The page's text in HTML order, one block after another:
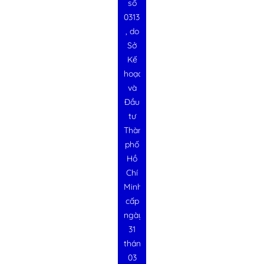
số
0313728340
, do
Sở
Kế
hoạch
và
Đầu
tư
Thành
phố
Hồ
Chí
Minh
cấp
ngày
31
tháng
03